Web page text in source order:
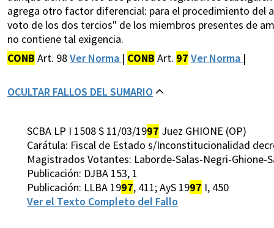
agrega otro factor diferencial: para el procedimiento del
voto de los dos tercios" de los miembros presentes de
no contiene tal exigencia.
CONB Art. 98Ver Norma | CONB Art. 97 Ver Norma |
OCULTAR FALLOS DEL SUMARIO
SCBA LP I 1508 S 11/03/1997 Juez GHIONE (OP)
Carátula: Fiscal de Estado s/Inconstitucionalidad
Magistrados Votantes: Laborde-Salas-Negri-
Publicación: DJBA 153, 1
Publicación: LLBA 1997, 411; AyS 1997 I, 450
Ver el Texto Completo del Fallo